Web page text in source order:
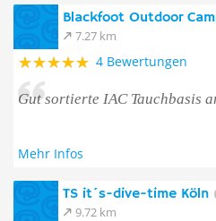
Blackfoot Outdoor
7.27 km
4 Bewertungen
Gut sortierte IAC Tauchbasis
Mehr Infos
TS it´s-dive-time Köln
9.72 km